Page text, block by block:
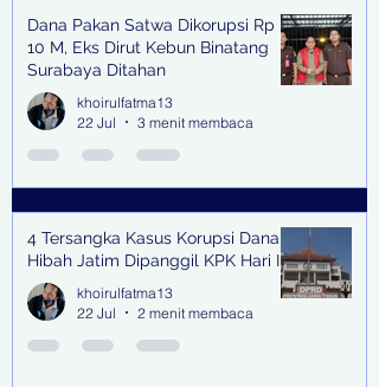
Dana Pakan Satwa Dikorupsi Rp
10 M, Eks Dirut Kebun Binatang
Surabaya Ditahan
khoirulfatma13
22 Jul
3 menit membaca
4 Tersangka Kasus Korupsi Dana
Hibah Jatim Dipanggil KPK Hari Ini
khoirulfatma13
22 Jul
2 menit membaca